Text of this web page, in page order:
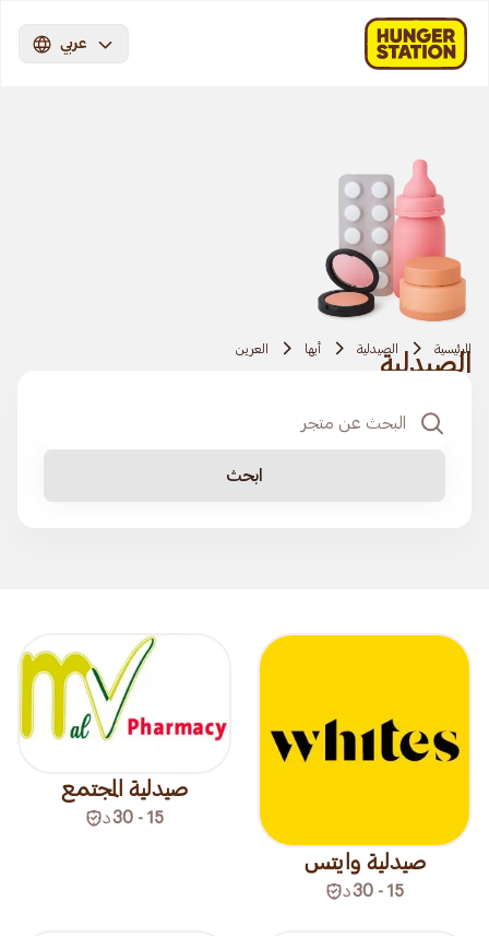
عربي
الرئيسية الصيدلية أبها العرين
الصيدلية
ابحث
صيدلية وايتس
15 - 30 د
صيدلية المجتمع
15 - 30 د